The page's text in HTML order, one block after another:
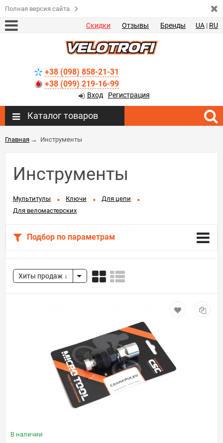
Полная версия сайта
Скидки Отзывы Бренды UA | RU
+38 (098) 858-21-31
+38 (099) 219-16-99
Вход Регистрация
Каталог товаров
Главная → Инструменты
Инструменты
Мультитулы Ключи
Для цепи
Для веломастерских
Подбор по параметрам
Хиты продаж
В наличии